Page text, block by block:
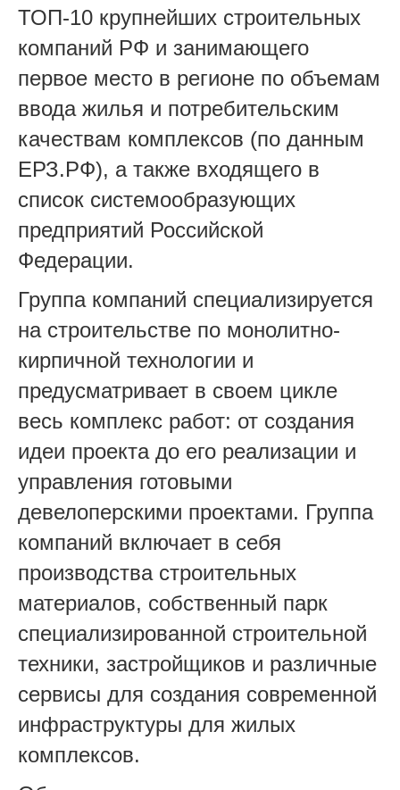
ТОП-10 крупнейших строительных
компаний РФ и занимающего
первое место в регионе по объемам
ввода жилья и потребительским
качествам комплексов (по данным
ЕРЗ.РФ), а также входящего в
список системообразующих
предприятий Российской
Федерации.
Группа компаний специализируется
на строительстве по монолитно-
кирпичной технологии и
предусматривает в своем цикле
весь комплекс работ: от создания
идеи проекта до его реализации и
управления готовыми
девелоперскими проектами. Группа
компаний включает в себя
производства строительных
материалов, собственный парк
специализированной строительной
техники, застройщиков и различные
сервисы для создания современной
инфраструктуры для жилых
комплексов.